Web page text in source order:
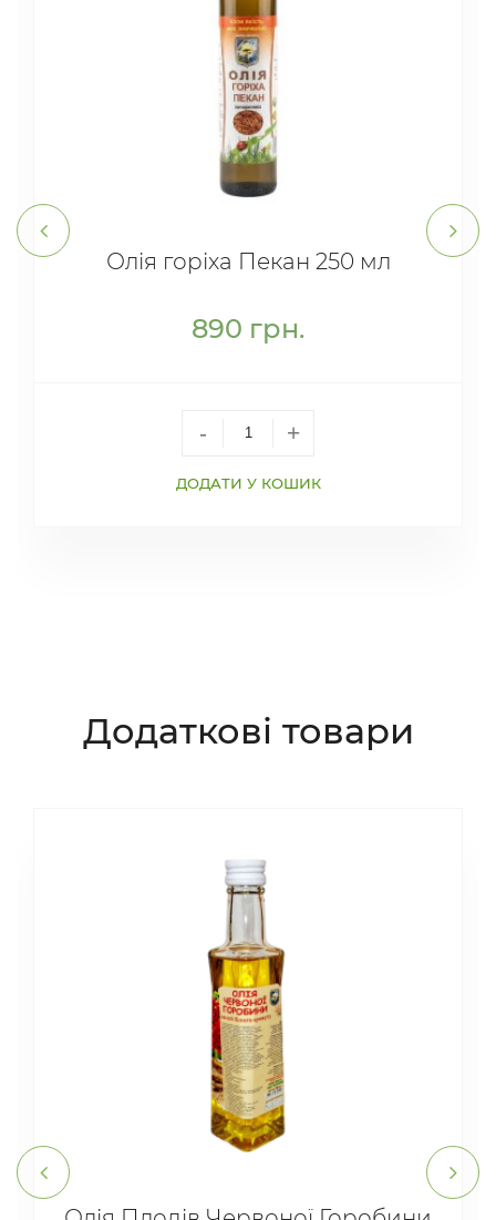
Олія горіха Пекан 250 мл
890 грн.
- +
ДОДАТИ У КОШИК
Додаткові товари